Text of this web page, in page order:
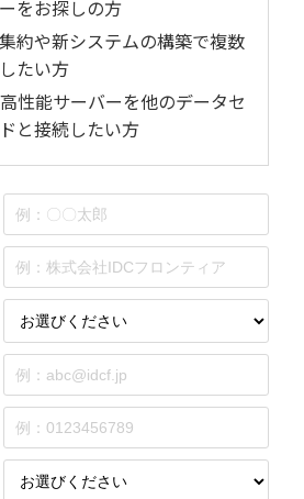
をお探しの方
約や新システムの構築で複数
たい方
性能サーバーを他のデータセ
と接続したい方